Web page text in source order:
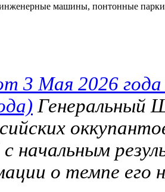
машины, понтонные
3 Мая 2026
Генеральный
с начальным
о темпе его